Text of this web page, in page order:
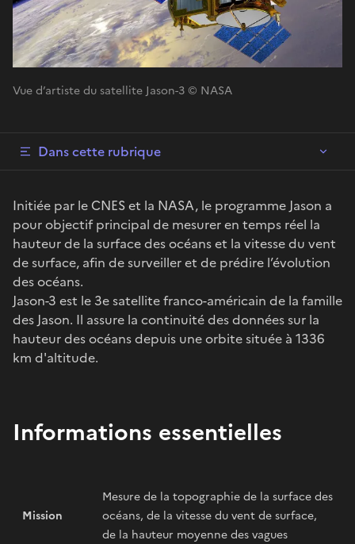
Vue d’artiste du satellite Jason-3 © NASA
Dans cette rubrique
Initiée par le CNES et la NASA, le programme Jason a
pour objectif principal de mesurer en temps réel la
hauteur de la surface des océans et la vitesse du vent
de surface, afin de surveiller et de prédire l’évolution
des océans.
Jason-3 est le 3e satellite franco-américain de la famille
des Jason. Il assure la continuité des données sur la
hauteur des océans depuis une orbite située à 1336
km d'altitude.
Informations essentielles
Mission
Mesure de la topographie de la surface des
océans, de la vitesse du vent de surface,
de la hauteur moyenne des vagues